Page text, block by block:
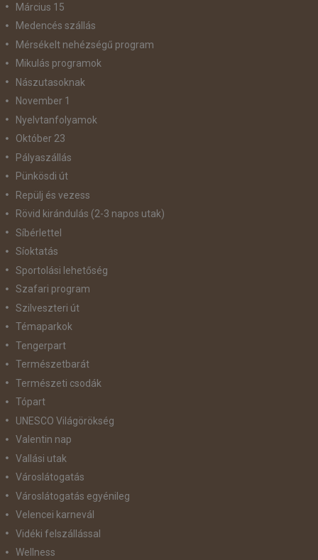
Március 15
Medencés szállás
Mérsékelt nehézségű program
Mikulás programok
Nászutasoknak
November 1
Nyelvtanfolyamok
Október 23
Pályaszállás
Pünkösdi út
Repülj és vezess
Rövid kirándulás (2-3 napos utak)
Síbérlettel
Síoktatás
Sportolási lehetőség
Szafari program
Szilveszteri út
Témaparkok
Tengerpart
Természetbarát
Természeti csodák
Tópart
UNESCO Világörökség
Valentin nap
Vallási utak
Városlátogatás
Városlátogatás egyénileg
Velencei karnevál
Vidéki felszállással
Wellness